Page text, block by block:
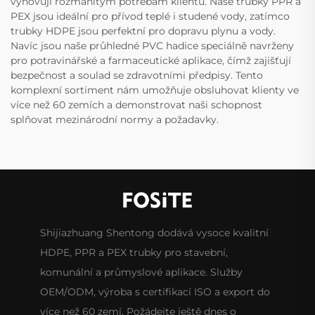
PEX jsou ideální pro přívod teplé i studené vody, zatímco
trubky HDPE jsou perfektní pro dopravu plynu a vody.
Navíc jsou naše průhledné PVC hadice speciálně navrženy
pro potravinářské a farmaceutické aplikace, čímž zajišťují
bezpečnost a soulad se zdravotními předpisy. Tento
komplexní sortiment nám umožňuje obsluhovat klienty ve
více než 60 zemích a demonstrovat naši schopnost
splňovat mezinárodní normy a požadavky.
Shijiazhuang Shentong dodává vysoce kvalitní
HDPE, PPR a PEX trubky pro stavební,
komunální a průmyslové aplikace. Služby
OEM/ODM, výroba s certifikací ISO a export do
více než 60 zemí. Požádejte ještě dnes o